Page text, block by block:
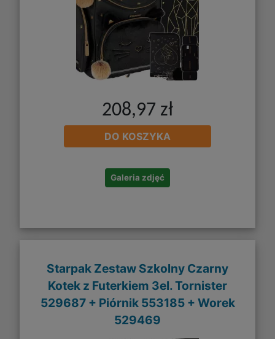
208,97 zł
DO KOSZYKA
Galeria zdjęć
Starpak Zestaw Szkolny Czarny
Kotek z Futerkiem 3el. Tornister
529687 + Piórnik 553185 + Worek
529469